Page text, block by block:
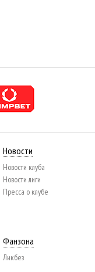
Новости
Новости клуба
Новости лиги
Пресса о клубе
Фанзона
Ликбез